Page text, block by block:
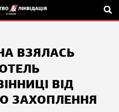
ВЗЯЛАСЬ
ВІД
ЗАХОПЛЕННЯ